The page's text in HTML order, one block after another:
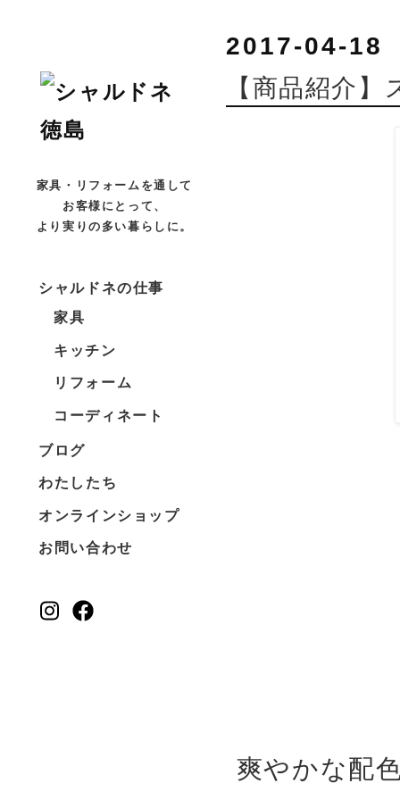
家具・リフォームを通して
お客様にとって、
より実りの多い暮らしに。
シャルドネの仕事
家具
キッチン
リフォーム
コーディネート
ブログ
わたしたち
オンラインショップ
お問い合わせ
2017-04-18
【商品紹介
爽やかな配